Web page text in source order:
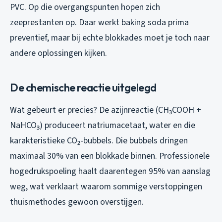
PVC. Op die overgangspunten hopen zich
zeeprestanten op. Daar werkt baking soda prima
preventief, maar bij echte blokkades moet je toch naar
andere oplossingen kijken.
De chemische reactie uitgelegd
Wat gebeurt er precies? De azijnreactie (CH₃COOH +
NaHCO₃) produceert natriumacetaat, water en die
karakteristieke CO₂-bubbels. Die bubbels dringen
maximaal 30% van een blokkade binnen. Professionele
hogedrukspoeling haalt daarentegen 95% van aanslag
weg, wat verklaart waarom sommige verstoppingen
thuismethodes gewoon overstijgen.